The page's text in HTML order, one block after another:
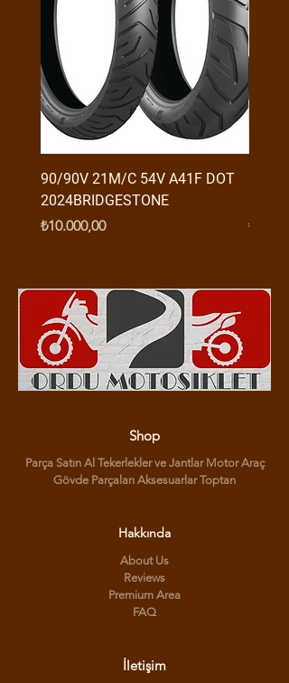
90/90V 21M/C 54V A41F DOT
2024BRIDGESTONE
Fiyat
₺10.000,00
Fiyat
₺950,00
Shop
Parça Satın Al Tekerlekler ve Jantlar Motor Araç
Gövde Parçaları Aksesuarlar Toptan
Hakkında
About Us
Reviews
Premium Area
FAQ
İletişim